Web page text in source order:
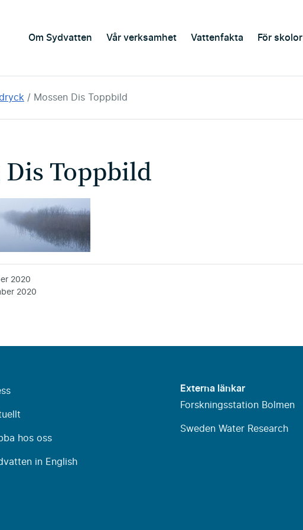
Om Sydvatten Vår verksamhet Vattenfakta För skolor
Mossen Dis Toppbild
Dis Toppbild
2020
2020
hos oss
in English
Externa länkar
Forskningsstation Bolmen
Sweden Water Research